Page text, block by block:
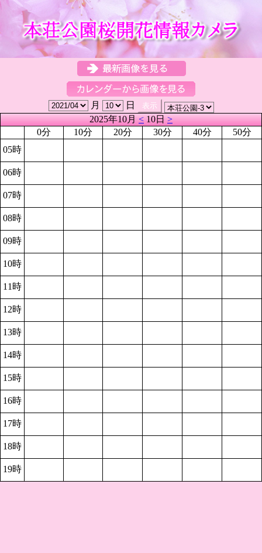
月
日
2025年10月<10日>
0分
10分 20分 30分 40分
50分
05時
06時
07時
08時
09時
10時
11時
12時
13時
14時
15時
16時
17時
18時
19時